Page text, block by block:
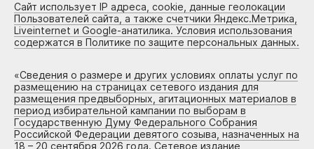
Сайт использует IP адреса, cookie, данные геолокации
Пользователей сайта, а также счетчики Яндекс.Метрика,
Liveinternet и Google-анатилика. Условия использования
содержатся в Политике по защите персональных данных.
«Сведения о размере и других условиях оплаты услуг по
размещению на страницах сетевого издания для
размещения предвыборных, агитационных материалов в
период избирательной кампании по выборам в
Государственную Думу Федерального Собрания
Российской Федерации девятого созыва, назначенных на
18 – 20 сентября 2026 года. Сетевое издание